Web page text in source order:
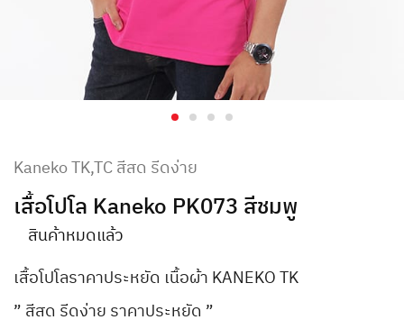
Kaneko TK,TC สีสด รีดง่าย
เสื้อโปโล Kaneko PK073 สีชมพู
สินค้าหมดแล้ว
เสื้อโปโลราคาประหยัด เนื้อผ้า KANEKO TK
” สีสด รีดง่าย ราคาประหยัด ”